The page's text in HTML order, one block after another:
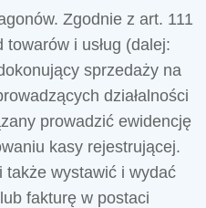
Zgodnie z art. 111
i usług (dalej:
sprzedaży na
działalności
prowadzić ewidencję
kasy rejestrującej.
także wystawić i wydać
fakturę w postaci